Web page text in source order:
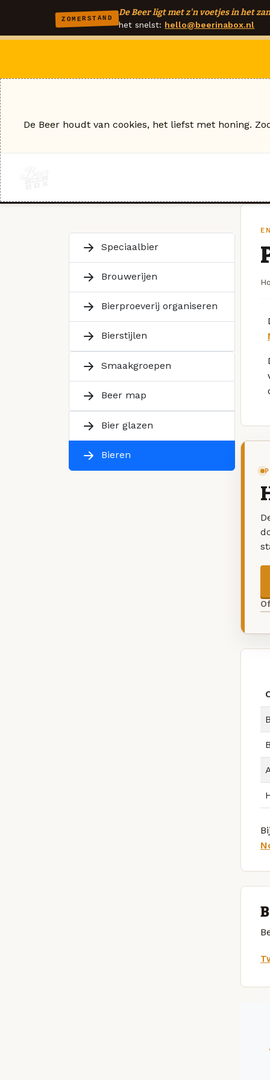
ZOMERSTAND
De Beer ligt met z'n voetjes in het
het snelst: hello@beerinabox.nl
Speciaalbier
Brouwerijen
Bierproeverij organiseren
Bierstijlen
Smaakgroepen
Beer map
Bier glazen
Bieren
De Beer houdt van cookies, het liefst met honing.